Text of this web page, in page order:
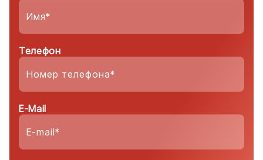
Телефон
E-Mail